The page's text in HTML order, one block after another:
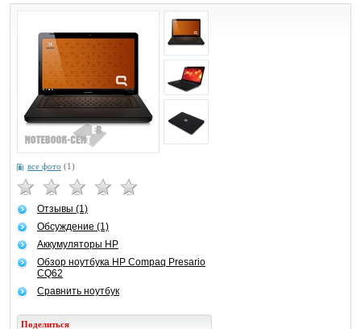
все фото (1)
Отзывы (1)
Обсуждение (1)
Аккумуляторы HP
Обзор ноутбука HP Compaq Presario
CQ62
Сравнить ноутбук
Поделиться